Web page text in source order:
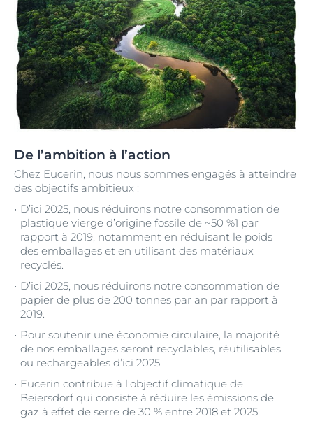
De l’ambition à l’action
Chez Eucerin, nous nous sommes engagés à atteindre
des objectifs ambitieux :
D’ici 2025, nous réduirons notre consommation de
plastique vierge d’origine fossile de ~50 %1 par
rapport à 2019, notamment en réduisant le poids
des emballages et en utilisant des matériaux
recyclés.
D’ici 2025, nous réduirons notre consommation de
papier de plus de 200 tonnes par an par rapport à
2019.
Pour soutenir une économie circulaire, la majorité
de nos emballages seront recyclables, réutilisables
ou rechargeables d’ici 2025.
Eucerin contribue à l’objectif climatique de
Beiersdorf qui consiste à réduire les émissions de
gaz à effet de serre de 30 % entre 2018 et 2025.